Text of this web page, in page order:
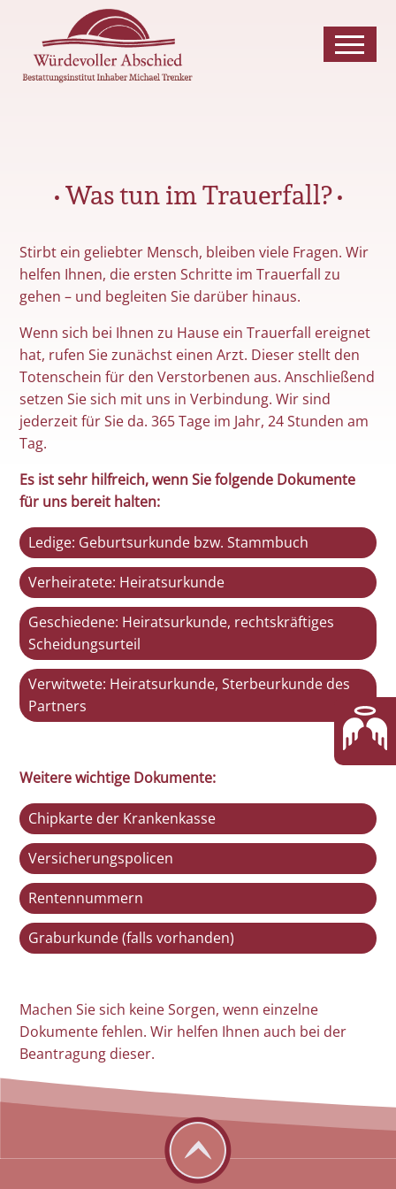
• Was tun im Trauerfall? •
Stirbt ein geliebter Mensch, bleiben viele Fragen. Wir
helfen Ihnen, die ersten Schritte im Trauerfall zu
gehen – und begleiten Sie darüber hinaus.
Wenn sich bei Ihnen zu Hause ein Trauerfall ereignet
hat, rufen Sie zunächst einen Arzt. Dieser stellt den
Totenschein für den Verstorbenen aus. Anschließend
setzen Sie sich mit uns in Verbindung. Wir sind
jederzeit für Sie da. 365 Tage im Jahr, 24 Stunden am
Tag.
Es ist sehr hilfreich, wenn Sie folgende Dokumente
für uns bereit halten:
Ledige: Geburtsurkunde bzw. Stammbuch
Verheiratete: Heiratsurkunde
Geschiedene: Heiratsurkunde, rechtskräftiges
Scheidungsurteil
Verwitwete: Heiratsurkunde, Sterbeurkunde des
Partners
Weitere wichtige Dokumente:
Chipkarte der Krankenkasse
Versicherungspolicen
Rentennummern
Graburkunde (falls vorhanden)
Machen Sie sich keine Sorgen, wenn einzelne
Dokumente fehlen. Wir helfen Ihnen auch bei der
Beantragung dieser.